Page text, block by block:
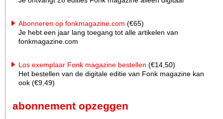
Abonneren op fonkmagazine.com (€65)
Je hebt een jaar lang toegang tot alle artikelen van
fonkmagazine.com
Los exemplaar Fonk magazine bestellen (€14,50)
Het bestellen van de digitale editie van Fonk magazine kan
ook (€9,49)
abonnement opzeggen